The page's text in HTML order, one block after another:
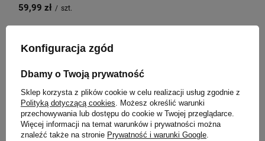
59,99 zł / szt.
Zobacz inne produkty tego
producenta
PRZECENA PRZECENA
Konfiguracja zgód
Dbamy o Twoją prywatność
Sklep korzysta z plików cookie w celu realizacji usług zgodnie z
Polityką dotyczącą cookies. Możesz określić warunki
przechowywania lub dostępu do cookie w Twojej przeglądarce.
Więcej informacji na temat warunków i prywatności można
znaleźć także na stronie Prywatność i warunki Google.